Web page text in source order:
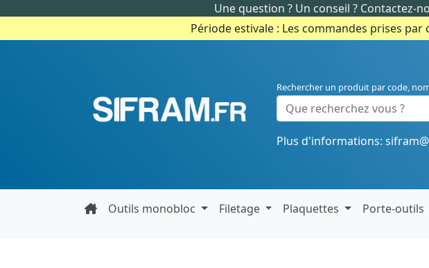
Une question ? Un conseil ?Contactez-
Période estivale : Les commandes prises
Rechercher un produit par code,
Plus d'informations:
Outils monobloc
Filetage Plaquettes Porte-outils